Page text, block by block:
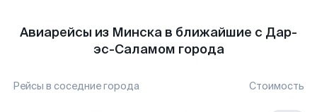
Авиарейсы из Минска в ближайшие с Дар-
эс-Саламом города
Рейсы в соседние города Стоимость